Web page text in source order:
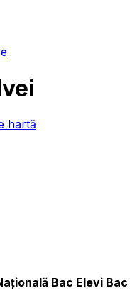
hartă
Bac Elevi Bac